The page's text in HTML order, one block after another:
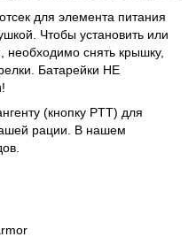
для элемента питания
Чтобы установить или
необходимо снять крышку,
Батарейки НЕ
(кнопку PTT) для
рации. В нашем